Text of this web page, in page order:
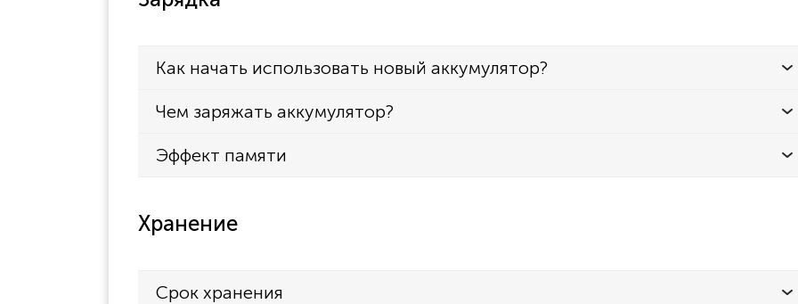
Как начать использовать новый аккумулятор?
Чем заряжать аккумулятор?
Эффект памяти
Хранение
Срок хранения